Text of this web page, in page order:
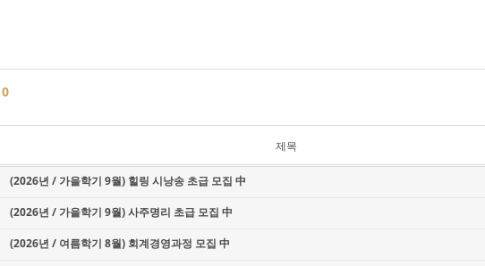
0
제목
(2026년 / 가을학기 9월) 힐링 시낭송 초급 모집 中
(2026년 / 가을학기 9월) 사주명리 초급 모집 中
(2026년 / 여름학기 8월) 회계경영과정 모집 中